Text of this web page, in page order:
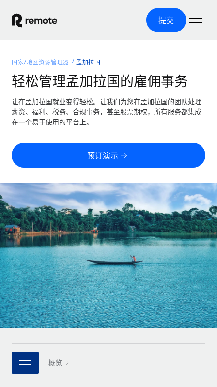
提交
产品
全球招聘
全球薪资管理
轻松运行合规薪资
零实体成本实现全球扩张
全球合规聘用合同工
合同工管理
全球合同工入职与管理
PEO
外包复杂雇佣任务
基础设施
Remote Embedded
将人力资源无缝融入工作流程
团队的内置核心人力资源功能
连接 新的
使用我们的 MCP 将任何人工智能工具与 Remote 平台相连
覆盖全球
美国各州浏览器
Remote 无惧对比
了解我们的竞争优势
成长阶段
初创企业
为成长型企业量身打造的全球敏捷型人力资源与薪资解决方案
中型市场
通过定制化人力资源解决方案扩展团队
企业
与我们携手合作
战略技术合作伙伴
资源
工具与计算器
误分类风险计算工具
员工成本计算器
计算任何国家的员工总成本
合同工薪酬结算计算器
探索全球合同工的结算货币选项与结算速度
通过 REMOTE 学习
研究与指引
案例研究
人力资源术语表
核对表和模板
职位描述库
网络研讨会
定价
中文（简体）
English
Nederlands
Français
Deutsch
Español
Italiano
Português (Portugal)
日本語
登录
国家/地区资源管理器 孟加拉国
轻松管理孟加拉国的雇佣事务
让在孟加拉国就业变得轻松。让我们为您在孟加拉国的团队处理
薪资、福利、税务、合规事务，甚至股票期权，所有服务都集成
在一个易于使用的平台上。
预订演示
概览